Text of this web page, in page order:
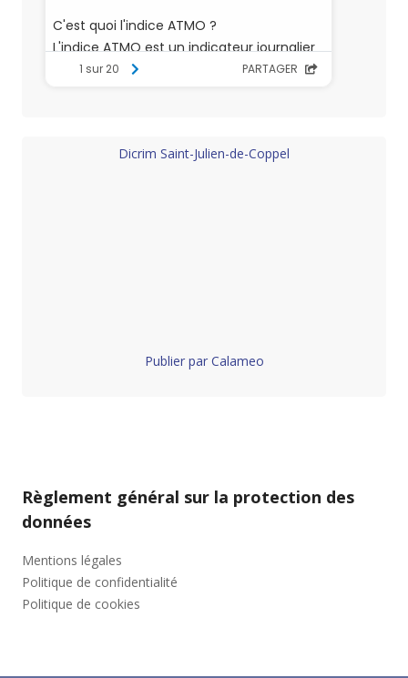
Dicrim Saint-Julien-de-Coppel
Publier par Calameo
Règlement général sur la protection des
données
Mentions légales
Politique de confidentialité
Politique de cookies